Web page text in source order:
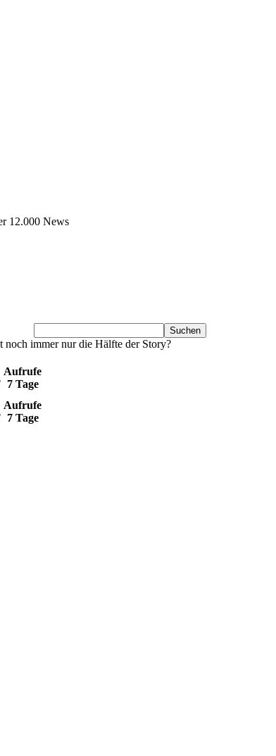
12.000 News
immer nur die Hälfte der Story?
Aufrufe
7 Tage
Aufrufe
7 Tage